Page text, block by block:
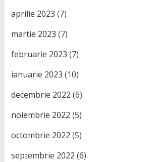
aprilie 2023 (7)
martie 2023 (7)
februarie 2023 (7)
ianuarie 2023 (10)
decembrie 2022 (6)
noiembrie 2022 (5)
octombrie 2022 (5)
septembrie 2022 (6)